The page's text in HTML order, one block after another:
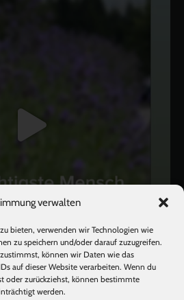
verwalten
bieten, verwenden wir Technologien wie
zu speichern und/oder darauf zuzugreifen.
können wir Daten wie das
auf dieser Website verarbeiten. Wenn du
oder zurückziehst, können bestimmte
werden.
Auf Instagram folgen